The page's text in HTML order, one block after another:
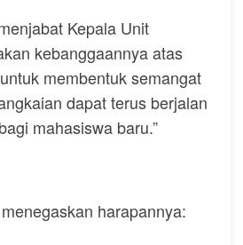
Kepala Unit
kebanggaannya atas
membentuk semangat
dapat terus berjalan
mahasiswa baru.”
harapannya: